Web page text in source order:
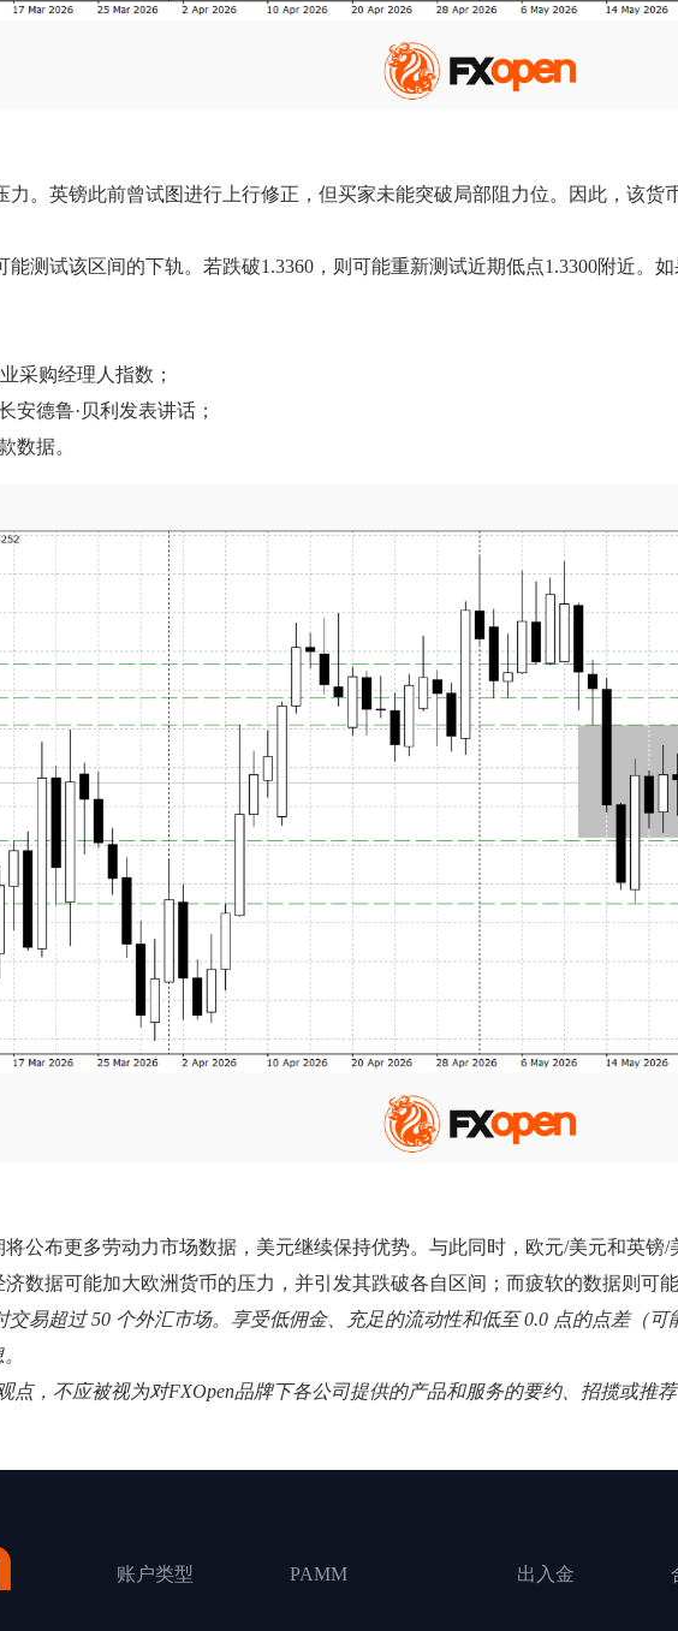
。英镑此前曾试图进行上行修正，但买家未能突破局部阻力位。因此，该货
测试该区间的下轨。若跌破1.3360，则可能重新测试近期低点1.3300附近。
采购经理人指数；
安德鲁·贝利发表讲话；
数据。
公布更多劳动力市场数据，美元继续保持优势。与此同时，欧元/美元和英
数据可能加大欧洲货币的压力，并引发其跌破各自区间；而疲软的数据则可
交易超过 50 个外汇市场。享受低佣金、充足的流动性和低至 0.0 点的点差（
点，不应被视为对FXOpen品牌下各公司提供的产品和服务的要约、招揽或推
账户类型 PAMM 出入金